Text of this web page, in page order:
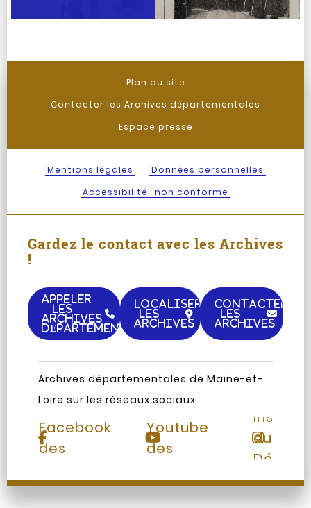
Plan du site
Contacter les Archives départementales
Espace presse
Mentions légales
Données personnelles
Accessibilité : non conforme
Gardez le contact avec les Archives
!
APPELER
LES
ARCHIVES
DÉPARTEMENTALES
LOCALISER
LES
ARCHIVES
CONTACTER
LES
ARCHIVES
Archives départementales de Maine-et-
Loire sur les réseaux sociaux
Page
Facebook
des
Chaine
Youtube
des
du